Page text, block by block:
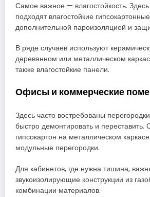
Самое важное — влагостойкость.
подходят влагостойкие
дополнительной пароизоляцией и
В ряде случаев используют
деревянном или металлическом
также влагостойкие панели.
Офисы и коммерческие
Здесь часто востребованы
быстро демонтировать и
гипсокартон на металлическом
модульные перегородки.
Для кабинетов, где нужна тишина,
звукоизолирующие конструкции из
комбинации материалов.